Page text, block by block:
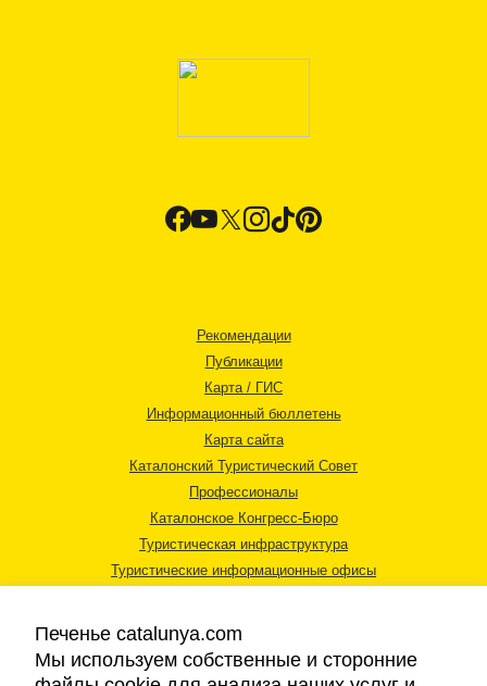
Рекомендации
Публикации
Карта / ГИС
Информационный бюллетень
Карта сайта
Каталонский Туристический Совет
Профессионалы
Каталонское Конгресс-Бюро
Туристическая инфраструктура
Туристические информационные офисы
Печенье catalunya.com
Мы используем собственные и сторонние